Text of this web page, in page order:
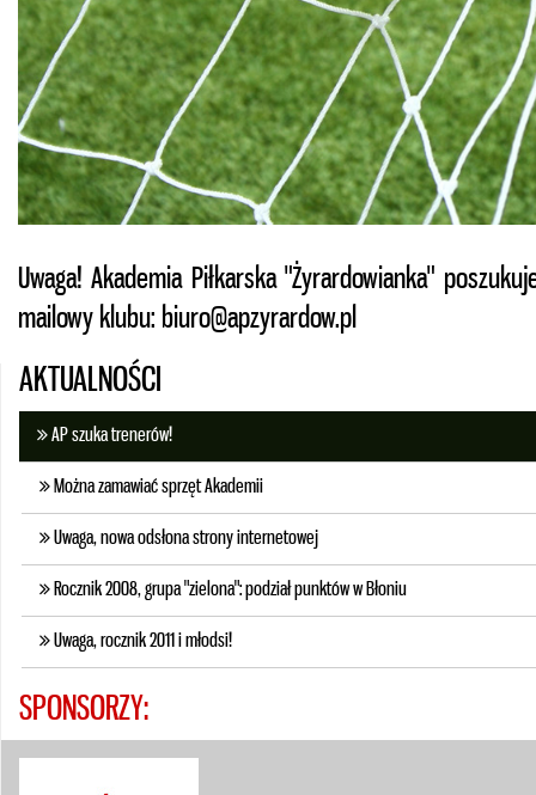
Uwaga! Akademia Piłkarska "Żyrardowianka"
mailowy klubu: biuro@apzyrardow.pl
AKTUALNOŚCI
AP szuka trenerów!
Można zamawiać sprzęt Akademii
Uwaga, nowa odsłona strony internetowej
Rocznik 2008, grupa "zielona": podział punktów w Błoniu
Uwaga, rocznik 2011 i młodsi!
SPONSORZY: